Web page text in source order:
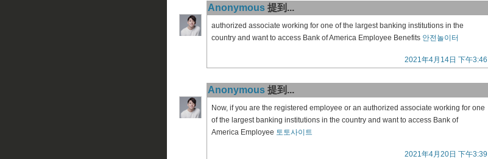
Anonymous提到...
authorized associate working for one of the largest banking institutions in the
country and want to access Bank of America Employee Benefits 안전놀이터
2021年4月14日 下午3:46
Anonymous提到...
Now, if you are the registered employee or an authorized associate working for one
of the largest banking institutions in the country and want to access Bank of
America Employee 토토사이트
2021年4月20日 下午3:39